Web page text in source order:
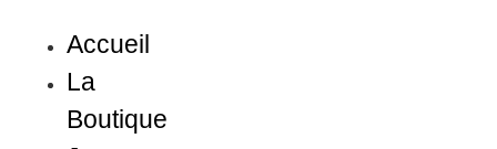
Accueil
La
Boutique